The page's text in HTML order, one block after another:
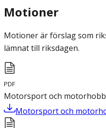
Motioner
Motioner är förslag som
lämnat till riksdagen.
PDF
Motorsport och
Motorsport och